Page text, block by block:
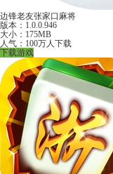
边锋老友张家口麻将
版本：1.0.0.946
大小：175MB
人气：100万人下载
下载游戏